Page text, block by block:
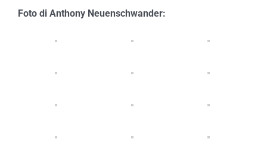
Foto di Anthony Neuenschwander: